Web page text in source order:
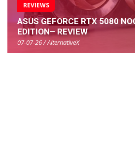
REVIEWS
ASUS GEFORCE RTX 5080
EDITION– REVIEW
07-07-26 / AlternativeX